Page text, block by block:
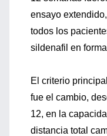
ensayo
todos los
sildenafil en
El criterio
fue el cambio,
12, en la
distancia total